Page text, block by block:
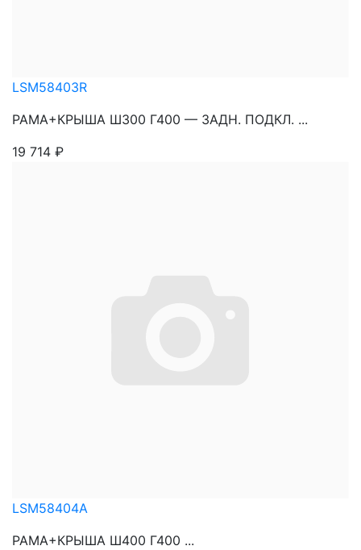
LSM58403R
РАМА+КРЫША Ш300 Г400 — ЗАДН. ПОДКЛ. ...
19 714 ₽
LSM58404A
РАМА+КРЫША Ш400 Г400 ...